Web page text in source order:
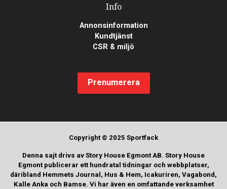
Info
Annonsinformation
Kundtjänst
CSR & miljö
Prenumerera
Copyright © 2025 Sportfack
Denna sajt drivs av Story House Egmont AB. Story House
Egmont publicerar ett hundratal tidningar och webbplatser,
däribland Hemmets Journal, Hus & Hem, Icakuriren, Vagabond,
Kalle Anka och Bamse. Vi har även en omfattande verksamhet